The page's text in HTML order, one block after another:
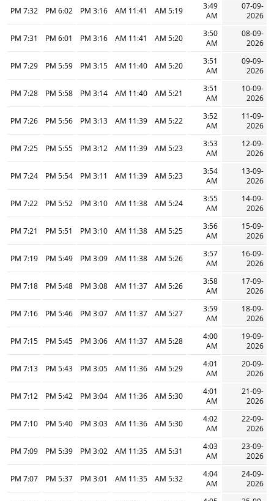
07-09-
2026
3:49
AM
5:19 AM
11:41 AM
3:16 PM
6:02 PM
7:32 PM
08-09-
2026
3:50
AM
5:20 AM
11:41 AM
3:16 PM
6:01 PM
7:31 PM
09-09-
2026
3:51
AM
5:20 AM
11:40 AM
3:15 PM
5:59 PM
7:29 PM
10-09-
2026
3:51
AM
5:21 AM
11:40 AM
3:14 PM
5:58 PM
7:28 PM
11-09-
2026
3:52
AM
5:22 AM
11:39 AM
3:13 PM
5:56 PM
7:26 PM
12-09-
2026
3:53
AM
5:23 AM
11:39 AM
3:12 PM
5:55 PM
7:25 PM
13-09-
2026
3:54
AM
5:23 AM
11:39 AM
3:11 PM
5:54 PM
7:24 PM
14-09-
2026
3:55
AM
5:24 AM
11:38 AM
3:10 PM
5:52 PM
7:22 PM
15-09-
2026
3:56
AM
5:25 AM
11:38 AM
3:10 PM
5:51 PM
7:21 PM
16-09-
2026
3:57
AM
5:26 AM
11:38 AM
3:09 PM
5:49 PM
7:19 PM
17-09-
2026
3:58
AM
5:26 AM
11:37 AM
3:08 PM
5:48 PM
7:18 PM
18-09-
2026
3:59
AM
5:27 AM
11:37 AM
3:07 PM
5:46 PM
7:16 PM
19-09-
2026
4:00
AM
5:28 AM
11:37 AM
3:06 PM
5:45 PM
7:15 PM
20-09-
2026
4:01
AM
5:29 AM
11:36 AM
3:05 PM
5:43 PM
7:13 PM
21-09-
2026
4:01
AM
5:30 AM
11:36 AM
3:04 PM
5:42 PM
7:12 PM
22-09-
2026
4:02
AM
5:30 AM
11:36 AM
3:03 PM
5:40 PM
7:10 PM
23-09-
2026
4:03
AM
5:31 AM
11:35 AM
3:02 PM
5:39 PM
7:09 PM
24-09-
2026
4:04
AM
5:32 AM
11:35 AM
3:01 PM
5:37 PM
7:07 PM